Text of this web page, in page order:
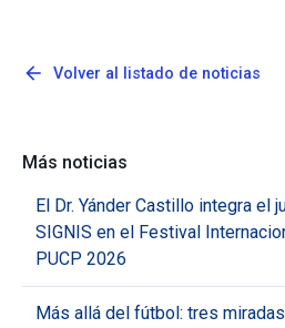
arrow_back Volver al listado de noticias
Más noticias
El Dr. Yánder Castillo integra el
SIGNIS en el Festival
PUCP 2026
Más allá del fútbol: tres